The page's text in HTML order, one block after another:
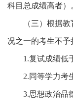
科目总成绩高者）
（三）根据
况之一的考生不予
1.复试成绩低
2.同等学力考
3.思想政治品